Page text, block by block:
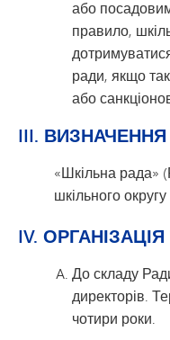
або
правило,
ради, якщо
або
III. ВИЗНАЧЕННЯ
«Шкільна рада»
шкільного
IV.
До складу
директорів.
чотири роки.